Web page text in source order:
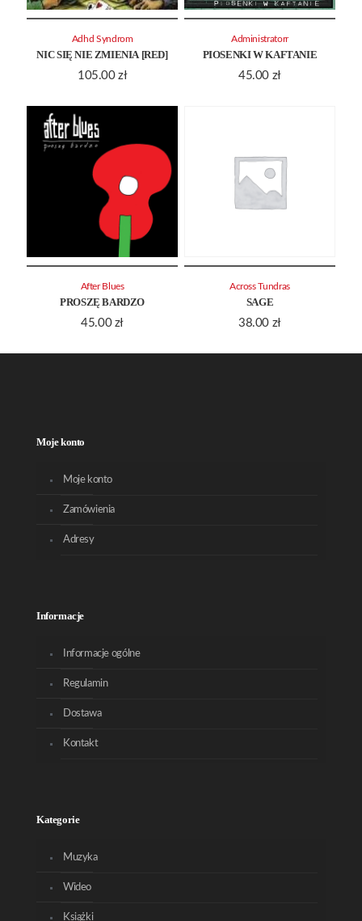
NIC SIĘ NIE ZMIENIA [RED]
105.00 zł
Adhd Syndrom
PIOSENKI W KAFTANIE
45.00 zł
Administratorr
PROSZĘ BARDZO
45.00 zł
After Blues
SAGE
38.00 zł
Across Tundras
Moje konto
Moje konto
Zamówienia
Adresy
Informacje
Informacje ogólne
Regulamin
Dostawa
Kontakt
Kategorie
Muzyka
Wideo
Książki